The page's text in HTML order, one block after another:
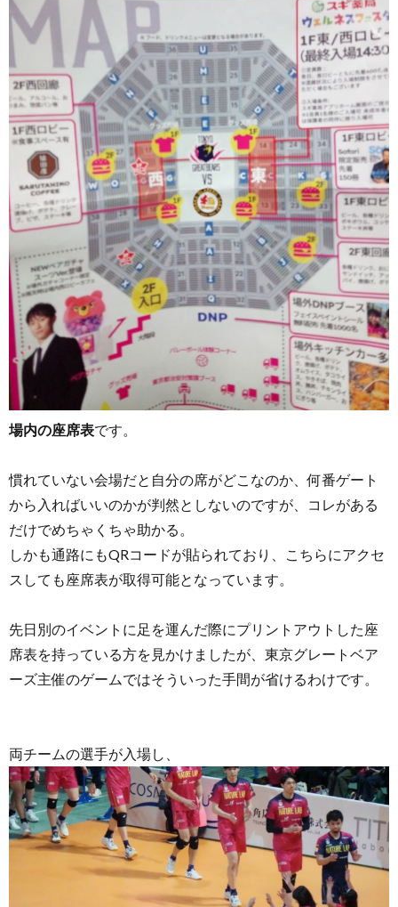
場内の座席表です。
慣れていない会場だと自分の席がどこなのか、何番ゲート
から入ればいいのかが判然としないのですが、コレがある
だけでめちゃくちゃ助かる。
しかも通路にもQRコードが貼られており、こちらにアクセ
スしても座席表が取得可能となっています。
先日別のイベントに足を運んだ際にプリントアウトした座
席表を持っている方を見かけましたが、東京グレートベア
ーズ主催のゲームではそういった手間が省けるわけです。
両チームの選手が入場し、